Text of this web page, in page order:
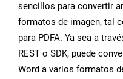
sencillos para convertir
formatos de imagen, tal
para PDFA. Ya sea a
REST o SDK, puede
Word a varios formatos